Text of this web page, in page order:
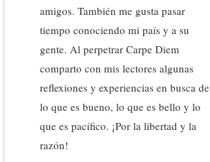
amigos. También me gusta pasar
tiempo conociendo mi país y a su
gente. Al perpetrar Carpe Diem
comparto con mis lectores algunas
reflexiones y experiencias en busca de
lo que es bueno, lo que es bello y lo
que es pacífico. ¡Por la libertad y la
razón!